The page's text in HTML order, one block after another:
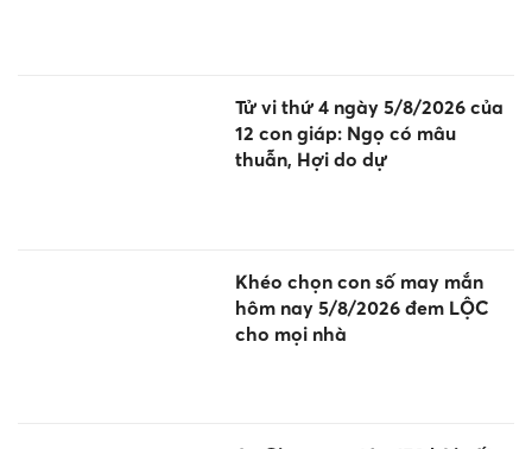
Tử vi thứ 4 ngày 5/8/2026 của
12 con giáp: Ngọ có mâu
thuẫn, Hợi do dự
Khéo chọn con số may mắn
hôm nay 5/8/2026 đem LỘC
cho mọi nhà